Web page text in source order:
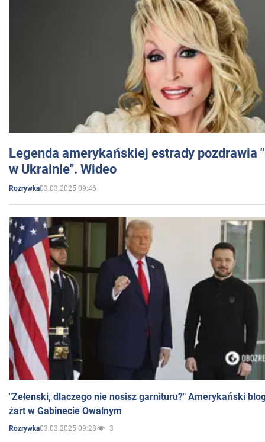
Legenda amerykańskiej estrady pozdrawia
w Ukrainie". Wideo
Rozrywka03.03.2025 09:46
"Zełenski, dlaczego nie nosisz garnituru?" Amerykański
żart w Gabinecie Owalnym
Rozrywka03.03.2025 09:28 3